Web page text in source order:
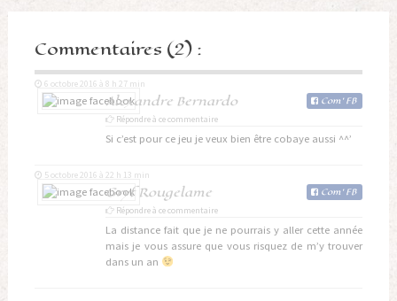
Commentaires (2) :
Alexandre Bernardo Com 'FB
6 octobre 2016 à 8 h 27 min
Répondre à ce commentaire
Si c’est pour ce jeu je veux bien être cobaye aussi ^^’
Gryf Rougelame Com 'FB
5 octobre 2016 à 22 h 13 min
Répondre à ce commentaire
La distance fait que je ne pourrais y aller cette année
mais je vous assure que vous risquez de m’y trouver
dans un an